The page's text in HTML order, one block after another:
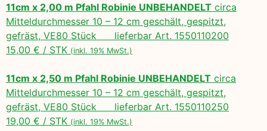
11cm x 2,00 m Pfahl Robinie UNBEHANDELT circa
Mitteldurchmesser 10 – 12 cm geschält, gespitzt,
gefräst, VE80 Stück lieferbar Art. 1550110200
15,00 € / STK (inkl. 19% MwSt.)
11cm x 2,50 m Pfahl Robinie UNBEHANDELT circa
Mitteldurchmesser 10 – 12 cm geschält, gespitzt,
gefräst, VE80 Stück lieferbar Art. 1550110250
19,00 € / STK (inkl. 19% MwSt.)